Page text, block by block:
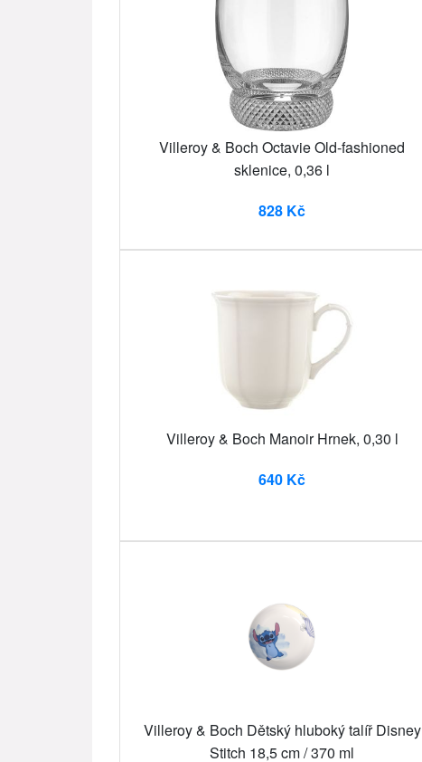
Villeroy & Boch Octavie Old-fashioned
sklenice, 0,36 l
828 Kč
Villeroy & Boch Manoir Hrnek, 0,30 l
640 Kč
Villeroy & Boch Dětský hluboký talíř Disney
Stitch 18,5 cm / 370 ml